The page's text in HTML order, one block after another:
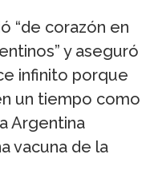
“de corazón en
y aseguró
infinito porque
un tiempo como
Argentina
vacuna de la